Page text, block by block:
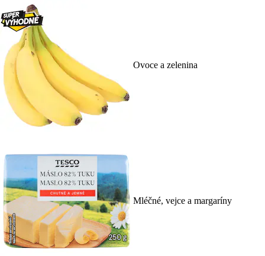
Ovoce a zelenina
Mléčné, vejce a margaríny